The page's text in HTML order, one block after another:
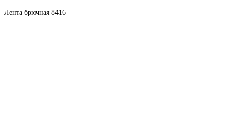
Лента брючная 8416